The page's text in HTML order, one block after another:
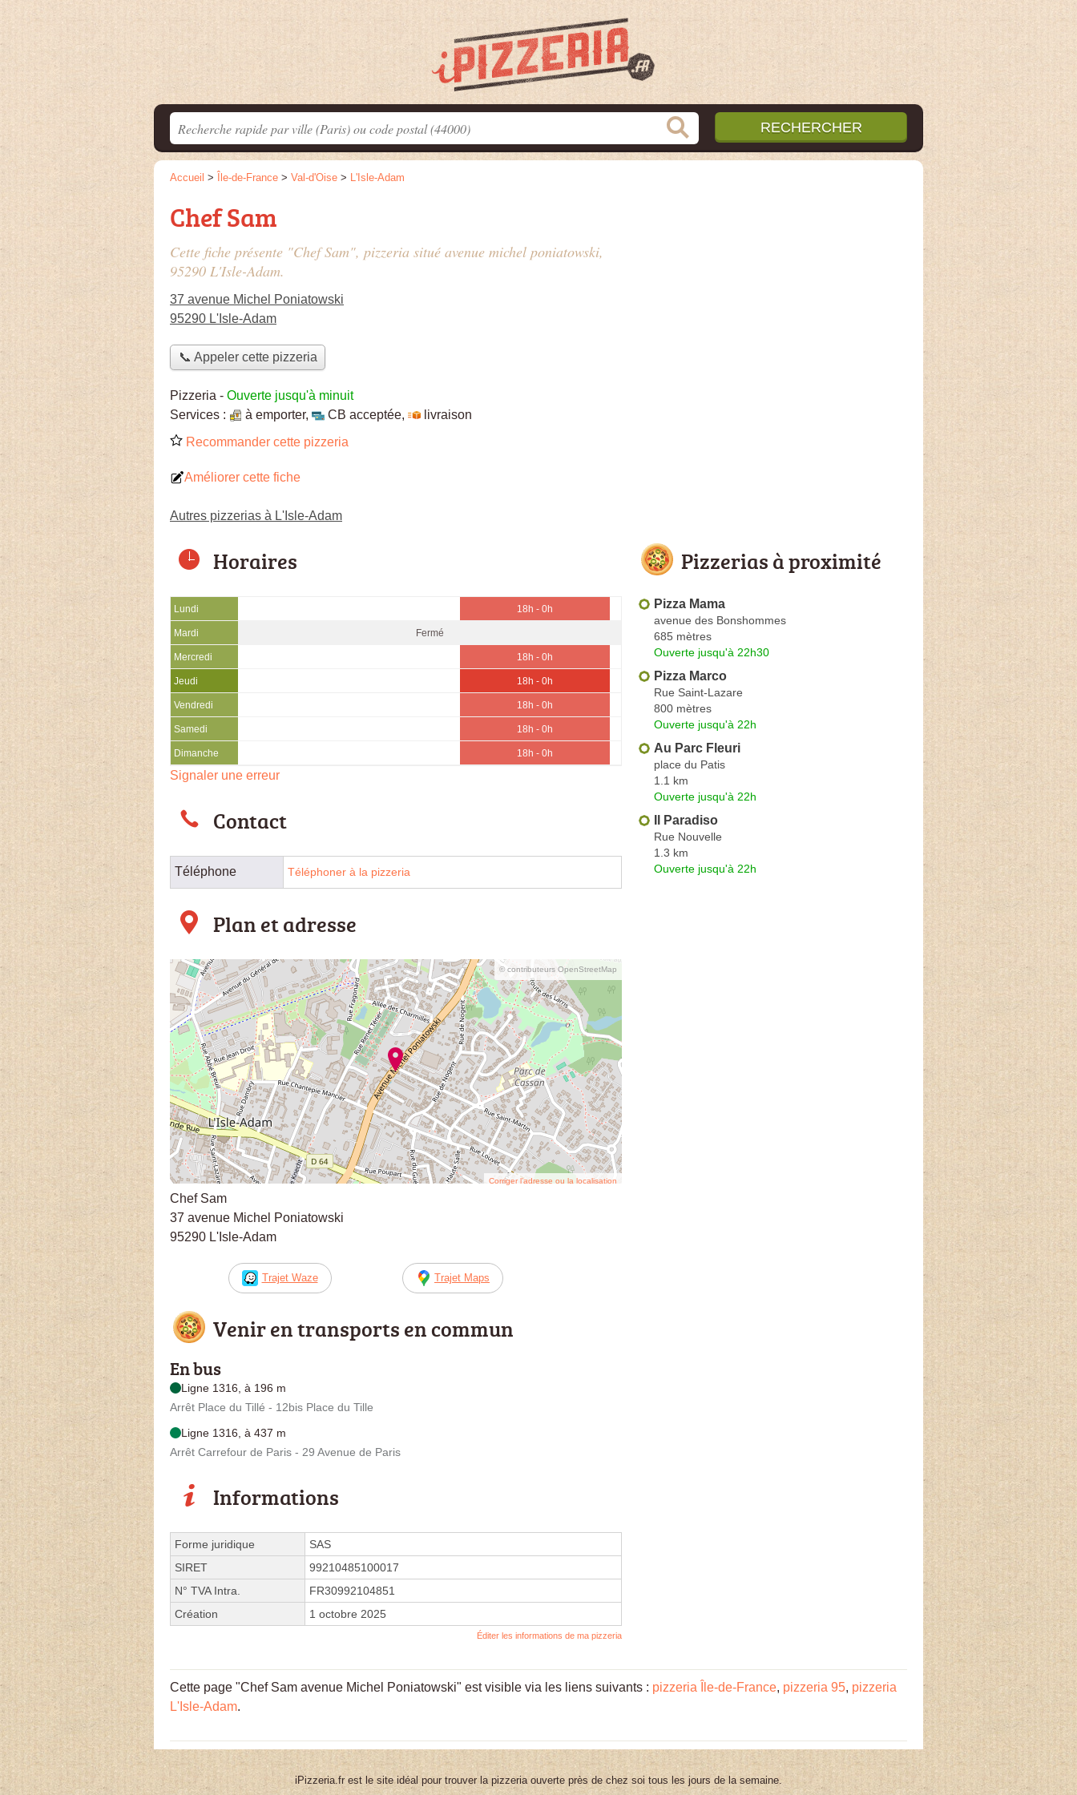
Accueil > Île-de-France > Val-d'Oise > L'Isle-Adam
Chef Sam
Cette fiche présente "Chef Sam", pizzeria situé avenue michel poniatowski,
95290 L'Isle-Adam.
37 avenue Michel Poniatowski
95290 L'Isle-Adam
📞 Appeler cette pizzeria
Pizzeria - Ouverte jusqu'à minuit
Services :
à emporter, CB acceptée,
livraison
Recommander cette pizzeria
Améliorer cette fiche
Autres pizzerias à L'Isle-Adam
Horaires
Lundi 18h - 0h
Mardi Fermé
Mercredi 18h - 0h
Jeudi 18h - 0h
Vendredi 18h - 0h
Samedi 18h - 0h
Dimanche 18h - 0h
Signaler une erreur
Contact
Téléphone Téléphoner à la pizzeria
Plan et adresse
© contributeurs OpenStreetMap
Corriger l’adresse ou la localisation
Chef Sam
37 avenue Michel Poniatowski
95290 L'Isle-Adam
Trajet Waze Trajet Maps
Venir en transports en commun
En bus
Ligne 1316, à 196 m
Arrêt Place du Tillé - 12bis Place du Tille
Ligne 1316, à 437 m
Arrêt Carrefour de Paris - 29 Avenue de Paris
Informations
Forme juridique
SAS
SIRET
99210485100017
N° TVA Intra.
FR30992104851
Création
1 octobre 2025
Éditer les informations de ma pizzeria
Pizzerias à proximité
Pizza Mama
avenue des Bonshommes
685 mètres
Ouverte jusqu'à 22h30
Pizza Marco
Rue Saint-Lazare
800 mètres
Ouverte jusqu'à 22h
Au Parc Fleuri
place du Patis
1.1 km
Ouverte jusqu'à 22h
Il Paradiso
Rue Nouvelle
1.3 km
Ouverte jusqu'à 22h
Cette page "Chef Sam avenue Michel Poniatowski" est visible via les liens suivants : pizzeria Île-de-France, pizzeria 95, pizzeria
L'Isle-Adam.
iPizzeria.fr est le site idéal pour trouver la pizzeria ouverte près de chez soi tous les jours de la semaine.